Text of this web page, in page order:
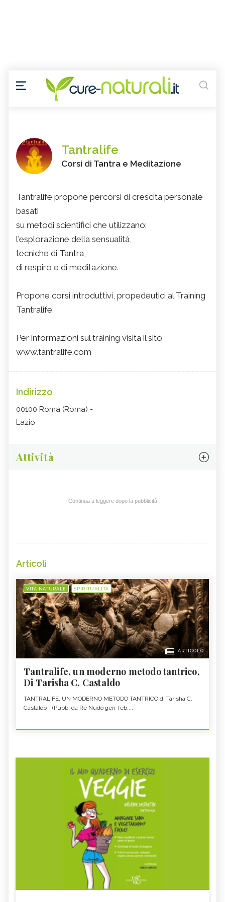
Tantralife
Corsi di Tantra e Meditazione
Tantralife propone percorsi di crescita personale
basati
su metodi scientifici che utilizzano:
l'esplorazione della sensualità,
tecniche di Tantra,
di respiro e di meditazione.
Propone corsi introduttivi, propedeutici al Training
Tantralife.
Per informazioni sul training visita il sito
www.tantralife.com
Indirizzo
00100 Roma (Roma) -
Lazio
Attività
Continua a leggere dopo la pubblicità
Articoli
VITA NATURALE SPIRITUALITÀ
ARTICOLO
Tantralife, un moderno metodo tantrico,
Di Tarisha C. Castaldo
TANTRALIFE, UN MODERNO METODO TANTRICO di Tarisha C.
Castaldo - (Pubb. da Re Nudo gen-feb....